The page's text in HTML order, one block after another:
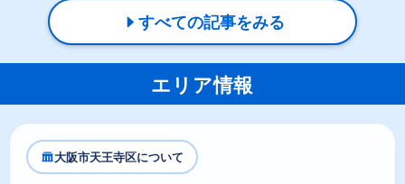
すべての記事をみる
エリア情報
大阪市天王寺区について